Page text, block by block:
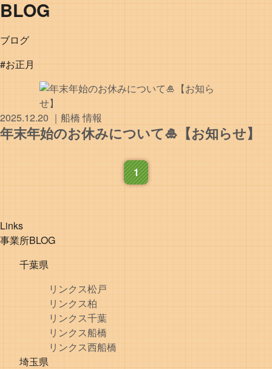
BLOG
ブログ
#お正月
2025.12.20 ｜ 船橋 情報
年末年始のお休みについて🎍【お知らせ】
1
Links
事業所BLOG
千葉県
リンクス松戸
リンクス柏
リンクス千葉
リンクス船橋
リンクス西船橋
埼玉県